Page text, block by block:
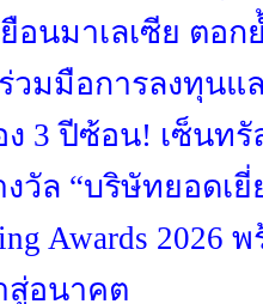
อนมาเลเซีย ตอ
มมือการลงทุนแ
ง 3 ปีซ้อน! เซ็นท
วัล “บริษัทยอดเ
Awards 2026
สู่อนาคต